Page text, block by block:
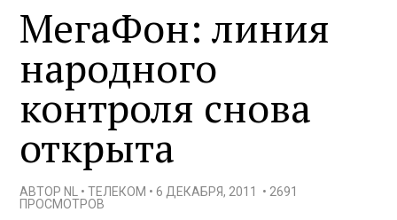
МегаФон: линия
народного
контроля снова
открыта
АВТОР NL •ТЕЛЕКОМ •6 ДЕКАБРЯ, 2011 • 2691
ПРОСМОТРОВ